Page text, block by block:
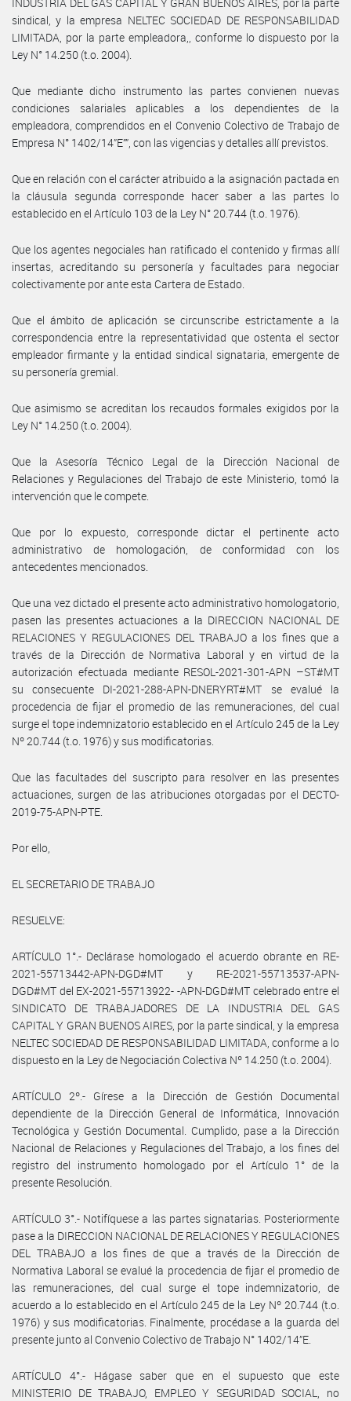
sindical, y la empresa NELTEC SOCIEDAD DE RESPONSABILIDAD
LIMITADA, por la parte empleadora,, conforme lo dispuesto por la
Ley N° 14.250 (t.o. 2004).
Que mediante dicho instrumento las partes convienen nuevas
condiciones salariales aplicables a los dependientes de la
empleadora, comprendidos en el Convenio Colectivo de Trabajo de
Empresa N° 1402/14”E””, con las vigencias y detalles allí previstos.
Que en relación con el carácter atribuido a la asignación pactada en
la cláusula segunda corresponde hacer saber a las partes lo
establecido en el Artículo 103 de la Ley N° 20.744 (t.o. 1976).
Que los agentes negociales han ratificado el contenido y firmas allí
insertas, acreditando su personería y facultades para negociar
colectivamente por ante esta Cartera de Estado.
Que el ámbito de aplicación se circunscribe estrictamente a la
correspondencia entre la representatividad que ostenta el sector
empleador firmante y la entidad sindical signataria, emergente de
su personería gremial.
Que asimismo se acreditan los recaudos formales exigidos por la
Ley N° 14.250 (t.o. 2004).
Que la Asesoría Técnico Legal de la Dirección Nacional de
Relaciones y Regulaciones del Trabajo de este Ministerio, tomó la
intervención que le compete.
Que por lo expuesto, corresponde dictar el pertinente acto
administrativo de homologación, de conformidad con los
antecedentes mencionados.
Que una vez dictado el presente acto administrativo homologatorio,
pasen las presentes actuaciones a la DIRECCION NACIONAL DE
RELACIONES Y REGULACIONES DEL TRABAJO a los fines que a
través de la Dirección de Normativa Laboral y en virtud de la
autorización efectuada mediante RESOL-2021-301-APN –ST#MT
su consecuente DI-2021-288-APN-DNERYRT#MT se evalué la
procedencia de fijar el promedio de las remuneraciones, del cual
surge el tope indemnizatorio establecido en el Artículo 245 de la Ley
Nº 20.744 (t.o. 1976) y sus modificatorias.
Que las facultades del suscripto para resolver en las presentes
actuaciones, surgen de las atribuciones otorgadas por el DECTO-
2019-75-APN-PTE.
Por ello,
EL SECRETARIO DE TRABAJO
RESUELVE:
ARTÍCULO 1°.- Declárase homologado el acuerdo obrante en RE-
2021-55713442-APN-DGD#MT y RE-2021-55713537-APN-
DGD#MT del EX-2021-55713922- -APN-DGD#MT celebrado entre el
SINDICATO DE TRABAJADORES DE LA INDUSTRIA DEL GAS
CAPITAL Y GRAN BUENOS AIRES, por la parte sindical, y la empresa
NELTEC SOCIEDAD DE RESPONSABILIDAD LIMITADA, conforme a lo
dispuesto en la Ley de Negociación Colectiva Nº 14.250 (t.o. 2004).
ARTÍCULO 2º.- Gírese a la Dirección de Gestión Documental
dependiente de la Dirección General de Informática, Innovación
Tecnológica y Gestión Documental. Cumplido, pase a la Dirección
Nacional de Relaciones y Regulaciones del Trabajo, a los fines del
registro del instrumento homologado por el Artículo 1° de la
presente Resolución.
ARTÍCULO 3°.- Notifíquese a las partes signatarias. Posteriormente
pase a la DIRECCION NACIONAL DE RELACIONES Y REGULACIONES
DEL TRABAJO a los fines de que a través de la Dirección de
Normativa Laboral se evalué la procedencia de fijar el promedio de
las remuneraciones, del cual surge el tope indemnizatorio, de
acuerdo a lo establecido en el Artículo 245 de la Ley Nº 20.744 (t.o.
1976) y sus modificatorias. Finalmente, procédase a la guarda del
presente junto al Convenio Colectivo de Trabajo N° 1402/14”E.
ARTÍCULO 4°.- Hágase saber que en el supuesto que este
MINISTERIO DE TRABAJO, EMPLEO Y SEGURIDAD SOCIAL, no